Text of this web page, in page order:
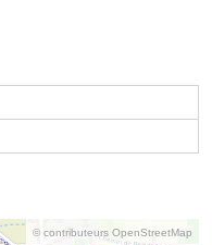
© contributeurs OpenStreetMap